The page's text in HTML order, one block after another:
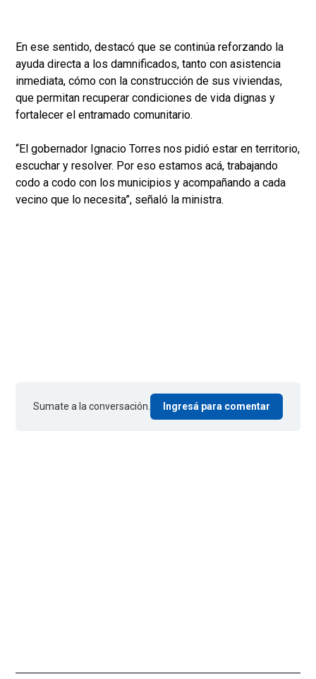
En ese sentido, destacó que se continúa reforzando la
ayuda directa a los damnificados, tanto con asistencia
inmediata, cómo con la construcción de sus viviendas,
que permitan recuperar condiciones de vida dignas y
fortalecer el entramado comunitario.
“El gobernador Ignacio Torres nos pidió estar en territorio,
escuchar y resolver. Por eso estamos acá, trabajando
codo a codo con los municipios y acompañando a cada
vecino que lo necesita”, señaló la ministra.
Sumate a la conversación. Ingresá para comentar